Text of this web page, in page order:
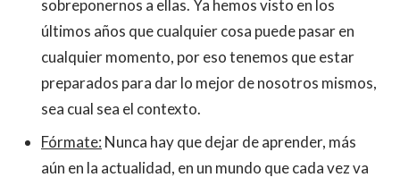
sobreponernos a ellas. Ya hemos visto en los
últimos años que cualquier cosa puede pasar en
cualquier momento, por eso tenemos que estar
preparados para dar lo mejor de nosotros mismos,
sea cual sea el contexto.
Fórmate: Nunca hay que dejar de aprender, más
aún en la actualidad, en un mundo que cada vez va